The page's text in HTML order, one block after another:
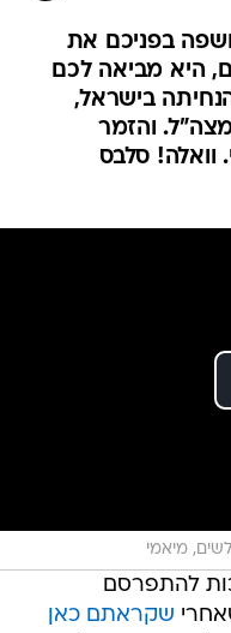
בישראל,
והזמר
וואלה! סלבס
להתפרסם
שקראתם כאן
ואחרי שהמלכה
שאותה חברה היא